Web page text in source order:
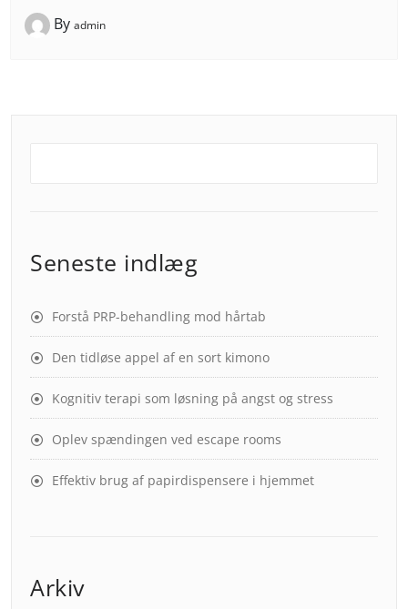
By admin
Seneste indlæg
Forstå PRP-behandling mod hårtab
Den tidløse appel af en sort kimono
Kognitiv terapi som løsning på angst og stress
Oplev spændingen ved escape rooms
Effektiv brug af papirdispensere i hjemmet
Arkiv